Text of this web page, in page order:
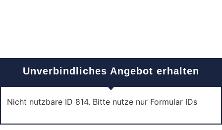
Unverbindliches Angebot erhalten
Nicht nutzbare ID 814. Bitte nutze nur Formular IDs